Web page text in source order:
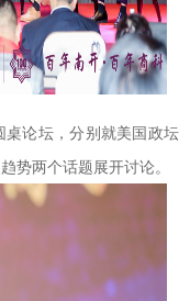
论坛，分别就美国政坛
势两个话题展开讨论。